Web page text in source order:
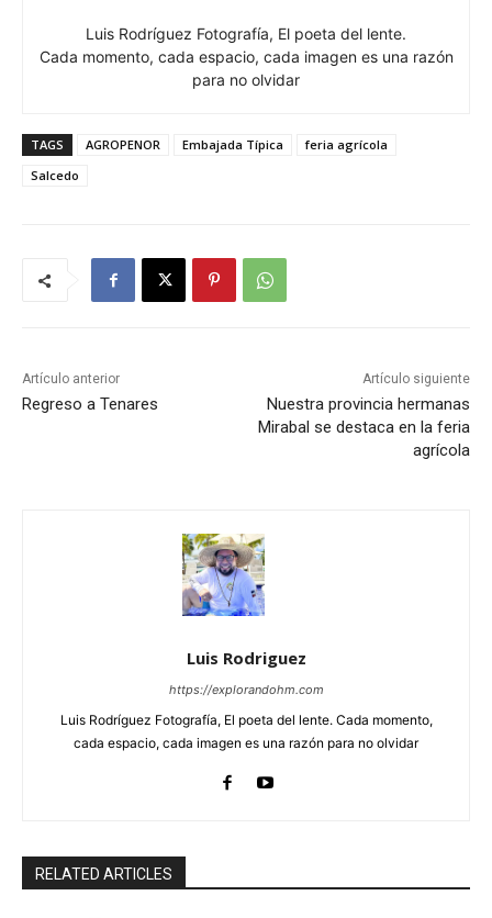
Luis Rodríguez Fotografía, El poeta del lente.
Cada momento, cada espacio, cada imagen es una razón
para no olvidar
TAGS AGROPENOR Embajada Típica
feria agrícola
Salcedo
Artículo anterior
Regreso a Tenares
Artículo siguiente
Nuestra provincia hermanas
Mirabal se destaca en la feria
agrícola
Luis Rodriguez
https://explorandohm.com
Luis Rodríguez Fotografía, El poeta del lente. Cada momento,
cada espacio, cada imagen es una razón para no olvidar
RELATED ARTICLES